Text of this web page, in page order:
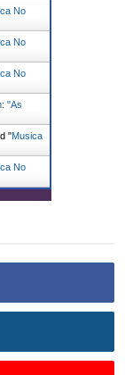
No
No
No
"As
"Musica
No